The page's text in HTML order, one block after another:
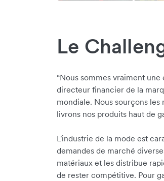
Le
“Nous sommes vraiment
directeur financier de la
mondiale. Nous sourçons
livrons nos produits haut de
L'industrie de la mode est
demandes de marché
matériaux et les distribue
de rester compétitive. Pour